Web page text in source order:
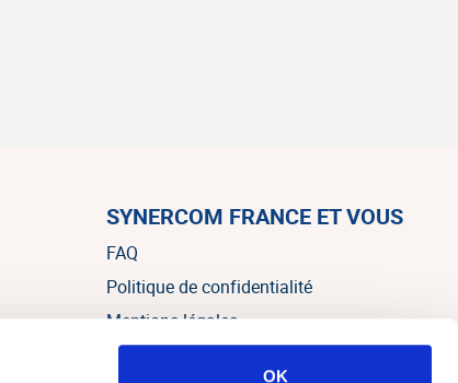
OK
SYNERCOM FRANCE ET VOUS
FAQ
Politique de confidentialité
Mentions légales